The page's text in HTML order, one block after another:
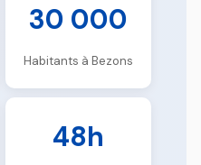
30 000
Habitants à Bezons
48h